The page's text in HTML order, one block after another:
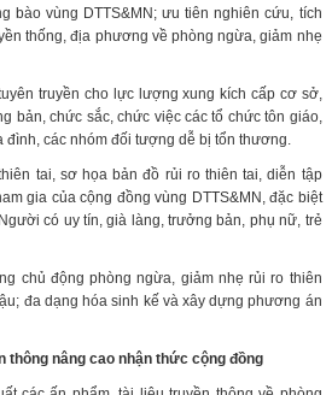
bào vùng DTTS&MN; ưu tiên nghiên cứu, tích
thống, địa phương về phòng ngừa, giảm nhẹ
truyền cho lực lượng xung kích cấp cơ sở,
bản, chức sắc, chức việc các tổ chức tôn giáo,
đình, các nhóm đối tượng dễ bị tổn thương.
tai, sơ họa bản đồ rủi ro thiên tai, diễn tập
gia của cộng đồng vùng DTTS&MN, đặc biệt
có uy tín, già làng, trưởng bản, phụ nữ, trẻ
chủ động phòng ngừa, giảm nhẹ rủi ro thiên
đa dạng hóa sinh kế và xây dựng phương án
thông nâng cao nhận thức cộng đồng